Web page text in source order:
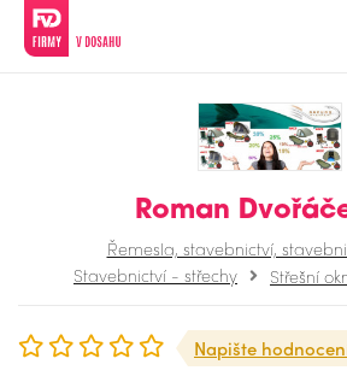
Roman
Řemesla, stavebnictví,
Stavebnictví - střechy
Střešní
Napište